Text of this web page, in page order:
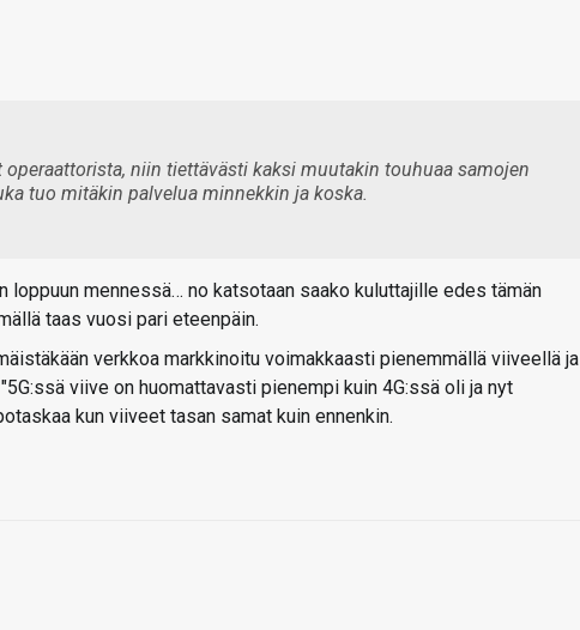
niin tiettävästi kaksi muutakin touhuaa samojen
tuo mitäkin palvelua minnekkin ja koska.
loppuun mennessä… no katsotaan saako kuluttajille edes tämän
taas vuosi pari eteenpäin.
verkkoa markkinoitu voimakkaasti pienemmällä viiveellä ja
viive on huomattavasti pienempi kuin 4G:ssä oli ja nyt
kun viiveet tasan samat kuin ennenkin.